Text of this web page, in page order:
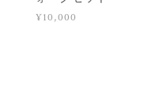
¥10,000